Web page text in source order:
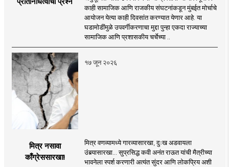
काही सामाजिक आणि राजकीय संघटनांकडून मुंबईत मोर्चाचे
आयोजन येत्या काही दिवसांत करण्यात येणार आहे. या
घडामोडींमुळे उपवर्गीकरणाचा मुद्दा पुन्हा एकदा राज्याच्या
सामाजिक आणि प्रशासकीय चर्चेच्या ..
१७ जून २०२६
मित्र नसावा
काँग्रेससारखा!
मित्र वणव्यामध्ये गारव्यासारखा, दुःख अडवायला
उंबर्‍यासारखा... सुप्रसिद्ध कवी अनंत राऊत यांची मैत्रीच्या
भावनेला स्पर्श करणारी अत्यंत सुंदर आणि लोकप्रिय अशी